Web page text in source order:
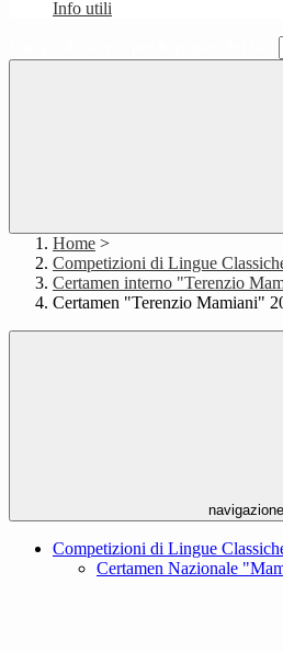
Info utili
Home >
Competizioni di Lingue
Certamen interno "Terenzio
Certamen "Terenzio Mamiani"
navigazione
Competizioni di Lingue
Certamen Nazionale